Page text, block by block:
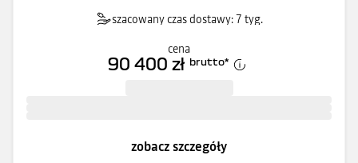
szacowany czas dostawy: 7 tyg.
cena
90 400 zł brutto*
zobacz szczegóły